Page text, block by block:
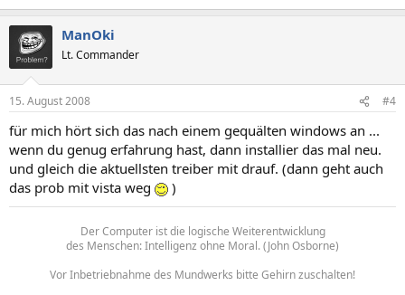
ManOki
Lt. Commander
15. August 2008 #4
für mich hört sich das nach einem gequälten windows an ...
wenn du genug erfahrung hast, dann installier das mal neu.
und gleich die aktuellsten treiber mit drauf. (dann geht auch
das prob mit vista weg
)
Der Computer ist die logische Weiterentwicklung
des Menschen: Intelligenz ohne Moral. (John Osborne)
Vor Inbetriebnahme des Mundwerks bitte Gehirn zuschalten!